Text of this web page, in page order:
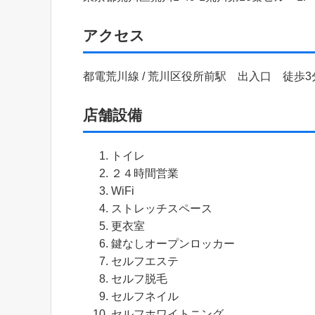
アクセス
都電荒川線 / 荒川区役所前駅 出入口 徒歩3
店舗設備
トイレ
２４時間営業
WiFi
ストレッチスペース
更衣室
鍵なしオープンロッカー
セルフエステ
セルフ脱毛
セルフネイル